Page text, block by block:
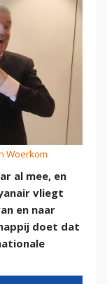
Woerkom
al mee, en
vliegt
en naar
doet dat